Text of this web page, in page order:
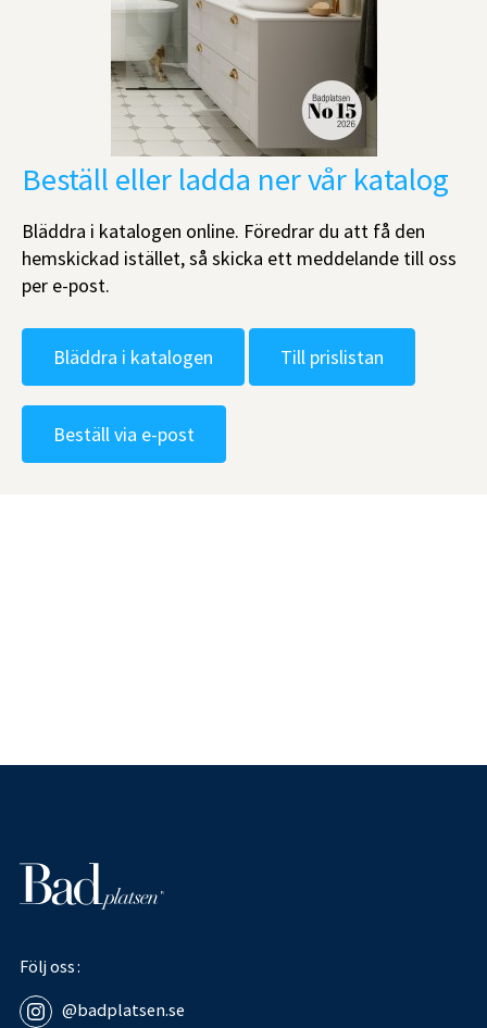
Beställ eller ladda ner vår katalog
Bläddra i katalogen online. Föredrar du att få den
hemskickad istället, så skicka ett meddelande till oss
per e-post.
Bläddra i katalogen Till prislistan
Beställ via e-post
Följ oss
@badplatsen.se